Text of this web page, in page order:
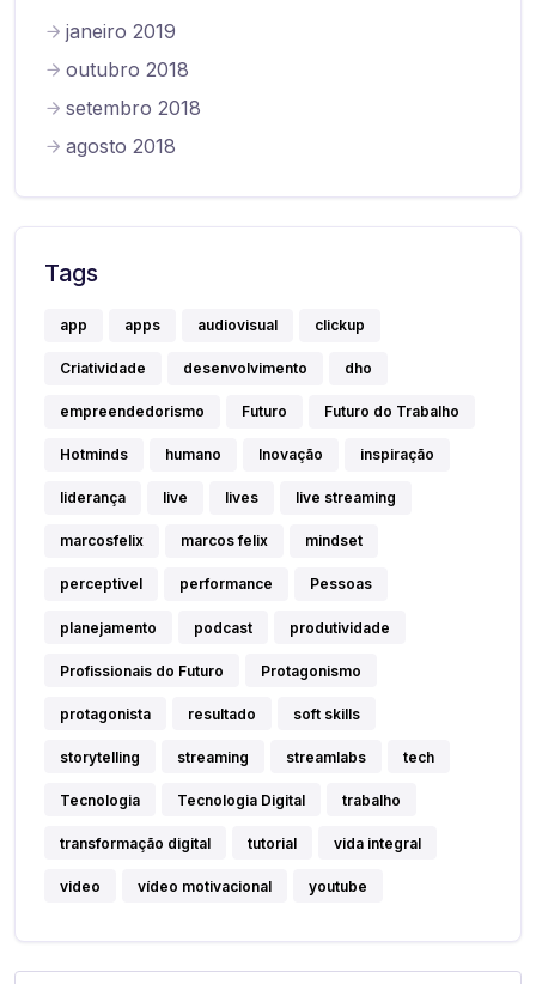
janeiro 2019
outubro 2018
setembro 2018
agosto 2018
Tags
app apps audiovisual clickup
Criatividade desenvolvimento dho
empreendedorismo Futuro Futuro do Trabalho
Hotminds humano Inovação inspiração
liderança live lives live streaming
marcosfelix marcos felix mindset
perceptivel performance Pessoas
planejamento podcast produtividade
Profissionais do Futuro Protagonismo
protagonista resultado soft skills
storytelling streaming streamlabs tech
Tecnologia Tecnologia Digital trabalho
transformação digital tutorial vida integral
video vídeo motivacional youtube